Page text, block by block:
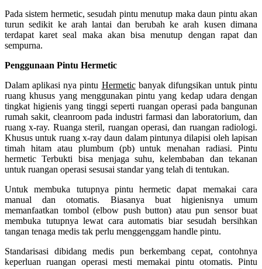
Pada sistem hermetic, sesudah pintu menutup maka daun pintu akan
turun sedikit ke arah lantai dan berubah ke arah kusen dimana
terdapat karet seal maka akan bisa menutup dengan rapat dan
sempurna.
Penggunaan Pintu Hermetic
Dalam aplikasi nya pintu Hermeticbanyak difungsikan untuk pintu
ruang khusus yang menggunakan pintu yang kedap udara dengan
tingkat higienis yang tinggi seperti ruangan operasi pada bangunan
rumah sakit, cleanroom pada industri farmasi dan laboratorium, dan
ruang x-ray. Ruanga steril, ruangan operasi, dan ruangan radiologi.
Khusus untuk ruang x-ray daun dalam pintunya dilapisi oleh lapisan
timah hitam atau plumbum (pb) untuk menahan radiasi. Pintu
hermetic Terbukti bisa menjaga suhu, kelembaban dan tekanan
untuk ruangan operasi sesusai standar yang telah di tentukan.
Untuk membuka tutupnya pintu hermetic dapat memakai cara
manual dan otomatis. Biasanya buat higienisnya umum
memanfaatkan tombol (elbow push button) atau pun sensor buat
membuka tutupnya lewat cara automatis biar sesudah bersihkan
tangan tenaga medis tak perlu menggenggam handle pintu.
Standarisasi dibidang medis pun berkembang cepat, contohnya
keperluan ruangan operasi mesti memakai pintu otomatis. Pintu